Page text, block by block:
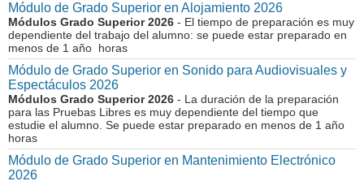
Módulo de Grado Superior en Alojamiento 2026
Módulos Grado Superior 2026 - El tiempo de preparación es muy
dependiente del trabajo del alumno: se puede estar preparado en
menos de 1 año horas
Módulo de Grado Superior en Sonido para Audiovisuales y
Espectáculos 2026
Módulos Grado Superior 2026 - La duración de la preparación
para las Pruebas Libres es muy dependiente del tiempo que
estudie el alumno. Se puede estar preparado en menos de 1 año
horas
Módulo de Grado Superior en Mantenimiento Electrónico
2026